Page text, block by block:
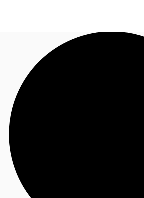
Blog
Données marchés
Appelez maintenant